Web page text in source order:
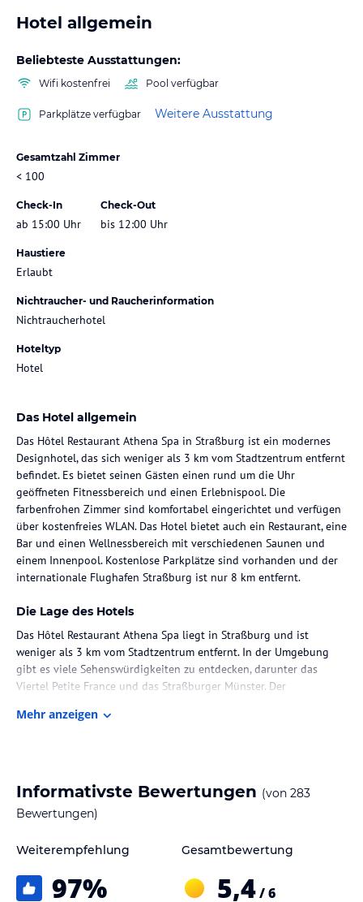
Hotel allgemein
Beliebteste Ausstattungen:
Wifi kostenfrei Pool verfügbar
Parkplätze verfügbar Weitere Ausstattung
Gesamtzahl Zimmer
< 100
Check-In
ab 15:00 Uhr
Check-Out
bis 12:00 Uhr
Haustiere
Erlaubt
Nichtraucher- und Raucherinformation
Nichtraucherhotel
Hoteltyp
Hotel
Das Hotel allgemein
Das Hôtel Restaurant Athena Spa in Straßburg ist ein modernes
Designhotel, das sich weniger als 3 km vom Stadtzentrum entfernt
befindet. Es bietet seinen Gästen einen rund um die Uhr
geöffneten Fitnessbereich und einen Erlebnispool. Die
farbenfrohen Zimmer sind komfortabel eingerichtet und verfügen
über kostenfreies WLAN. Das Hotel bietet auch ein Restaurant, eine
Bar und einen Wellnessbereich mit verschiedenen Saunen und
einem Innenpool. Kostenlose Parkplätze sind vorhanden und der
internationale Flughafen Straßburg ist nur 8 km entfernt.
Die Lage des Hotels
Das Hôtel Restaurant Athena Spa liegt in Straßburg und ist
weniger als 3 km vom Stadtzentrum entfernt. In der Umgebung
gibt es viele Sehenswürdigkeiten zu entdecken, darunter das
Viertel Petite France und das Straßburger Münster. Der
erreichen.
komfortabel eingerichtet. Sie verfügen über kostenfreies WLAN,
einen Flachbild-Sat-TV und Tee- und Kaffeezubehör. Die
kostenfreien Pflegeprodukten ausgestattet. Einige Zimmer
Gastronomie im Hotel
Mehr anzeigen
Informativste Bewertungen (von 283
Bewertungen)
Weiterempfehlung
97%
Gesamtbewertung
5,4/ 6